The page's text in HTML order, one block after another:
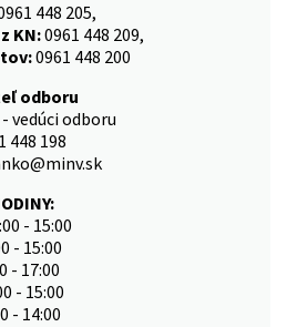
448 205,
KN:0961 448 209,
0961 448 200
odboru
vedúci odboru
448 198
- 15:00
- 15:00
- 17:00
- 15:00
- 14:00